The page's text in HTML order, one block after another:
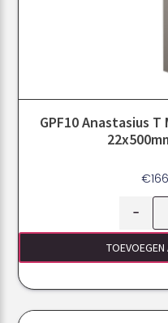
GPF10 Anastasius
€
-
TOEVOEGEN